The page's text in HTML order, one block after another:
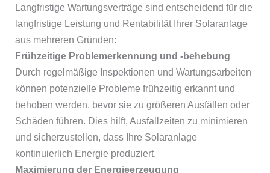
Langfristige Wartungsverträge sind entscheidend für die
langfristige Leistung und Rentabilität Ihrer Solaranlage
aus mehreren Gründen:
Frühzeitige Problemerkennung und -behebung
Durch regelmäßige Inspektionen und Wartungsarbeiten
können potenzielle Probleme frühzeitig erkannt und
behoben werden, bevor sie zu größeren Ausfällen oder
Schäden führen. Dies hilft, Ausfallzeiten zu minimieren
und sicherzustellen, dass Ihre Solaranlage
kontinuierlich Energie produziert.
Maximierung der Energieerzeugung